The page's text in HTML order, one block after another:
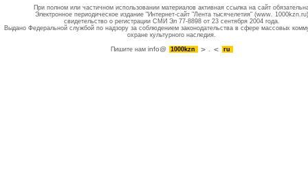
При полном или частичном использовании материалов активная ссылка на сайт
Электронное периодическое издание "Интернет-сайт "Лента тысячелетия" (www. 1000kzn.ru)
свидетельство о регистрации СМИ Эл 77-8898 от 23 сентября 2004 года.
Выдано Федеральной службой по надзору за соблюдением законодательства в сфере массовых
охране культурного наследия.
Пишите намinfo@ 1000kzn . ru